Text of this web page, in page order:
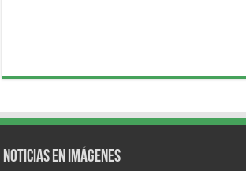
Noticias en Imágenes